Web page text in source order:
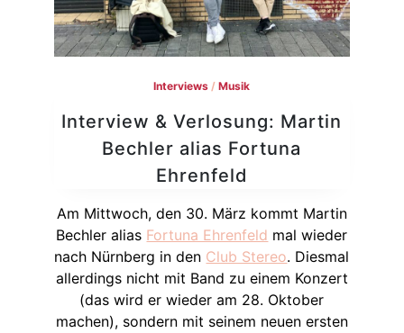
Interviews /Musik
Interview & Verlosung: Martin
Bechler alias Fortuna
Ehrenfeld
Am Mittwoch, den 30. März kommt Martin
Bechler alias Fortuna Ehrenfeld mal wieder
nach Nürnberg in den Club Stereo. Diesmal
allerdings nicht mit Band zu einem Konzert
(das wird er wieder am 28. Oktober
machen), sondern mit seinem neuen ersten